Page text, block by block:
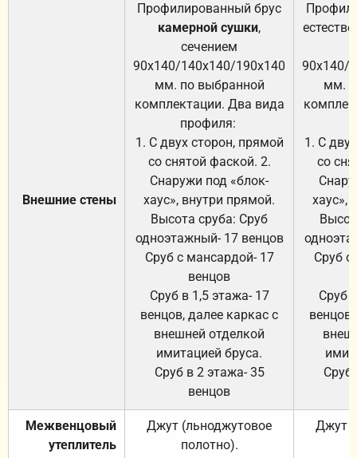
Внешние стены
Профилированный брус
камерной сушки,
сечением
90х140/140х140/190х140
мм. по выбранной
комплектации. Два вида
профиля:
1. С двух сторон, прямой
со снятой фаской. 2.
Снаружи под «блок-
хаус», внутри прямой.
Высота сруба: Сруб
одноэтажный- 17 венцов
Сруб с мансардой- 17
венцов
Сруб в 1,5 этажа- 17
венцов, далее каркас с
внешней отделкой
имитацией бруса.
Сруб в 2 этажа- 35
венцов
90х140/
мм.
1. С
со
хаус»,
Сруб с
Сруб
Сруб
Межвенцовый
утеплитель
Джут (льноджутовое
полотно).
Джут